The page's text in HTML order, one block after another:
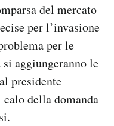
del mercato
per l’invasione
per le
aggiungeranno le
presidente
della domanda